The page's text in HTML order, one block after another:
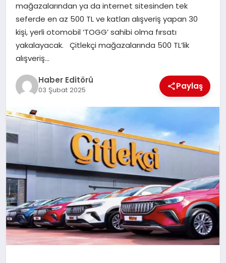
SPOR
YAŞAM
mağazalarından ya da internet sitesinden tek
seferde en az 500 TL ve katları alışveriş yapan 30
kişi, yerli otomobil ‘TOGG’ sahibi olma fırsatı
yakalayacak. Çitlekçi mağazalarında 500 TL’lik
alışveriş…
Haber Editörü
03 Şubat 2025 Paylaş